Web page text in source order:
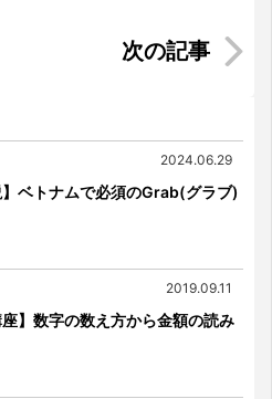
サイレントヒーロー”たち
2024.06.29
】ベトナムで必須のGrab(グラブ)
2019.09.11
座】数字の数え方から金額の読み